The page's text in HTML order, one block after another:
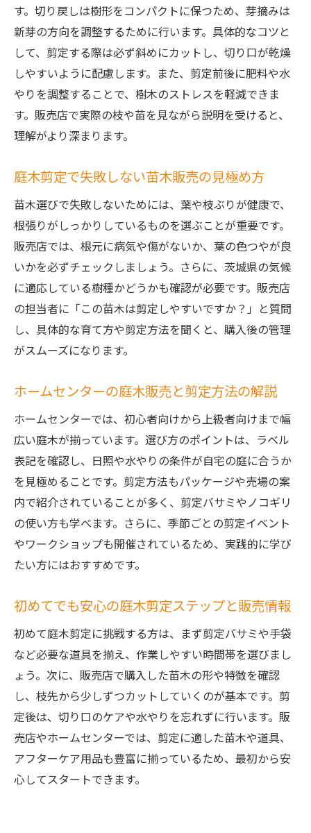
す。切り戻しは樹形をコンパクトに保つため、芽摘みは
新芽の方向を調整するために行います。具体的なコツと
して、剪定する際は必ず斜めにカットし、切り口が乾燥
しやすいように配慮します。また、剪定前後に肥料や水
やりを調整することで、樹木のストレスを軽減できま
す。販売店で実際の枝や苗を見ながら説明を受けると、
理解がより深まります。
庭木剪定で失敗しない苗木販売の見極め方
苗木選びで失敗しないためには、葉や枝ぶりが健康で、
根張りがしっかりしているものを選ぶことが重要です。
販売店では、根元に病気や傷がないか、葉の色つやが良
いかを必ずチェックしましょう。さらに、茨城県の気候
に適応している樹種かどうかも確認が必要です。販売店
の担当者に「この苗木は剪定しやすいですか？」と質問
し、具体的な育て方や剪定方法を聞くと、購入後の管理
がスムーズになります。
ホームセンターの庭木販売と剪定方法の解説
ホームセンターでは、初心者向けから上級者向けまで幅
広い庭木が揃っています。選び方のポイントは、ラベル
表記を確認し、日照や水やりの条件が自宅の庭に合うか
を見極めることです。剪定方法もパッケージや売場の案
内で紹介されていることが多く、剪定バサミやノコギリ
の使い方も学べます。さらに、季節ごとの剪定イベント
やワークショップも開催されているため、実践的に学び
たい方にはおすすめです。
初めてでも安心の庭木剪定ステップと販売情報
初めて庭木剪定に挑戦する方は、まず剪定バサミや手袋
など必要な道具を揃え、作業しやすい時間帯を選びまし
ょう。次に、販売店で購入した苗木の形や特徴を確認
し、枝先から少しずつカットしていくのが基本です。剪
定後は、切り口のケアや水やりを忘れずに行います。販
売店やホームセンターでは、剪定に適した苗木や道具、
アフターケア用品も豊富に揃っているため、最初から安
心してスタートできます。